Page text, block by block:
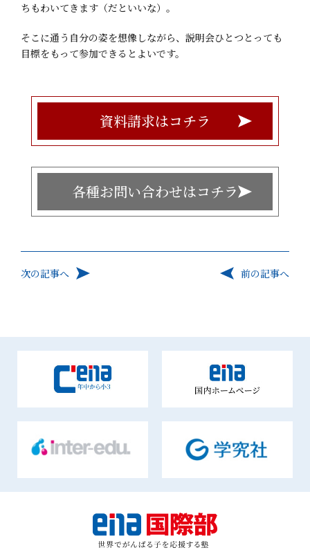
ちもわいてきます（だといいな）。
そこに通う自分の姿を想像しながら、説明会ひとつとっても
目標をもって参加できるとよいです。
資料請求はコチラ
各種お問い合わせはコチラ
次の記事へ 前の記事へ